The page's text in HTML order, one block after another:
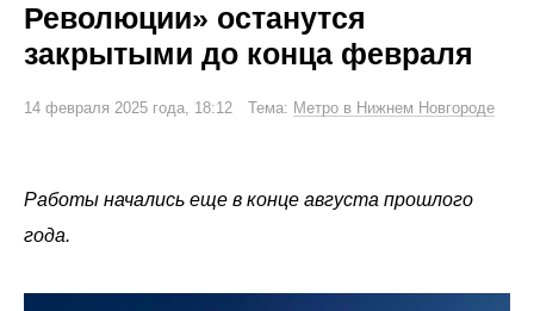
Революции» останутся
закрытыми до конца февраля
14 февраля 2025 года, 18:12 Тема: Метро в Нижнем Новгороде
Работы начались еще в конце августа прошлого
года.